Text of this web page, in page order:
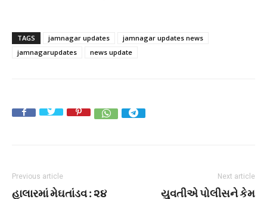
TAGS jamnagar updates
jamnagar updates news
jamnagarupdates
news update
Previous article
હાલારમાં મેઘતાંડવ : ૨૪
Next article
યુવતીએ પોલીસને કેમ